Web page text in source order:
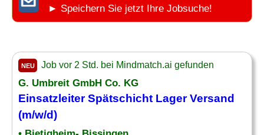
► Speichern Sie jetzt Ihre Jobsuche!
NEU Job vor 2 Std. bei Mindmatch.ai gefunden
G. Umbreit GmbH Co. KG
EinsatzleiterSpätschicht Lager Versand
(m/w/d)